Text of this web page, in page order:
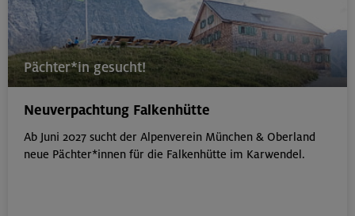
16.08.26
Schnupperkletterkurs indoor
18.08.26
Pächter*in gesucht!
Neuverpachtung Falkenhütte
Ab Juni 2027 sucht der Alpenverein München & Oberland
neue Pächter*innen für die Falkenhütte im Karwendel.